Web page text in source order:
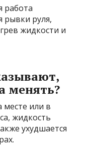
работа
рывки руля,
жидкости и
менять?
месте или в
жидкость
ухудшается